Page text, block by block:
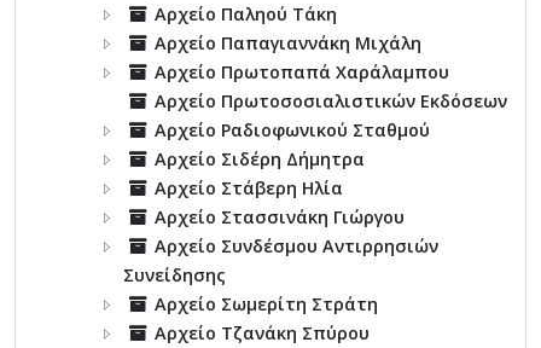
Αρχείο Παληού Τάκη
Αρχείο Παπαγιαννάκη Μιχάλη
Αρχείο Πρωτοπαπά Χαράλαμπου
Αρχείο Πρωτοσοσιαλιστικών Εκδόσεων
Αρχείο Ραδιοφωνικού Σταθμού
Αρχείο Σιδέρη Δήμητρα
Αρχείο Στάβερη Ηλία
Αρχείο Στασσινάκη Γιώργου
Αρχείο Συνδέσμου Αντιρρησιών
Συνείδησης
Αρχείο Σωμερίτη Στράτη
Αρχείο Τζανάκη Σπύρου